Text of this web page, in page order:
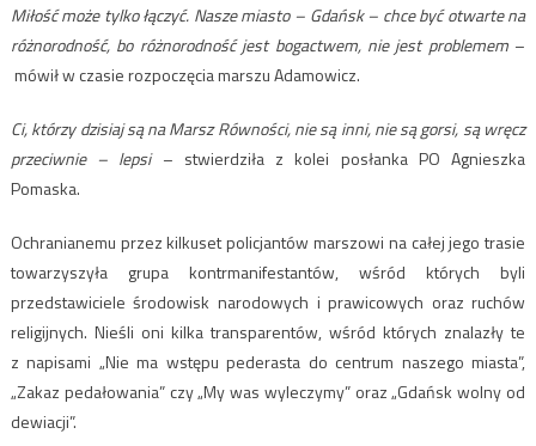
Miłość może tylko łączyć. Nasze miasto – Gdańsk – chce być otwarte na
różnorodność, bo różnorodność jest bogactwem, nie jest problemem–
mówił w czasie rozpoczęcia marszu Adamowicz.
Ci, którzy dzisiaj są na Marsz Równości, nie są inni, nie są gorsi, są wręcz
przeciwnie – lepsi– stwierdziła z kolei posłanka PO Agnieszka
Pomaska.
Ochranianemu przez kilkuset policjantów marszowi na całej jego trasie
towarzyszyła grupa kontrmanifestantów, wśród których byli
przedstawiciele środowisk narodowych i prawicowych oraz ruchów
religijnych. Nieśli oni kilka transparentów, wśród których znalazły te
z napisami „Nie ma wstępu pederasta do centrum naszego miasta”,
„Zakaz pedałowania” czy „My was wyleczymy” oraz „Gdańsk wolny od
dewiacji”.